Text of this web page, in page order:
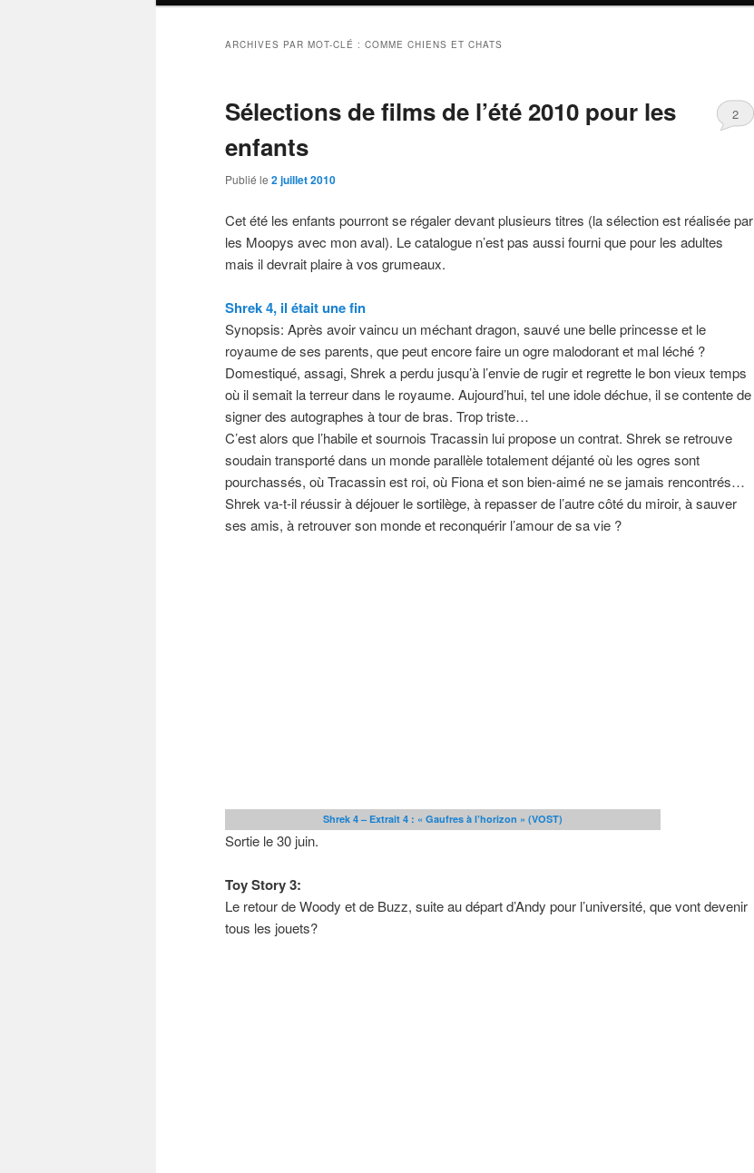
ARCHIVES PAR MOT-CLÉ : COMME CHIENS ET CHATS
Sélections de films de l’été 2010 pour les
enfants
Publié le 2 juillet 2010
2
Cet été les enfants pourront se régaler devant plusieurs titres (la sélection est réalisée par
les Moopys avec mon aval). Le catalogue n’est pas aussi fourni que pour les adultes
mais il devrait plaire à vos grumeaux.
Shrek 4, il était une fin
Synopsis: Après avoir vaincu un méchant dragon, sauvé une belle princesse et le
royaume de ses parents, que peut encore faire un ogre malodorant et mal léché ?
Domestiqué, assagi, Shrek a perdu jusqu’à l’envie de rugir et regrette le bon vieux temps
où il semait la terreur dans le royaume. Aujourd’hui, tel une idole déchue, il se contente de
signer des autographes à tour de bras. Trop triste…
C’est alors que l’habile et sournois Tracassin lui propose un contrat. Shrek se retrouve
soudain transporté dans un monde parallèle totalement déjanté où les ogres sont
pourchassés, où Tracassin est roi, où Fiona et son bien-aimé ne se jamais rencontrés…
Shrek va-t-il réussir à déjouer le sortilège, à repasser de l’autre côté du miroir, à sauver
ses amis, à retrouver son monde et reconquérir l’amour de sa vie ?
Shrek 4 – Extrait 4 : « Gaufres à l’horizon » (VOST)
Sortie le 30 juin.
Toy Story 3:
Le retour de Woody et de Buzz, suite au départ d’Andy pour l’université, que vont devenir
tous les jouets?